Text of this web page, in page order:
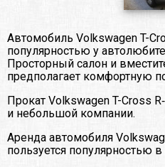
Автомобиль Volkswagen T-
популярностью у
Просторный салон и
предполагает комфортную
Прокат Volkswagen T-Cross
и небольшой компании.
Аренда автомобиля
пользуется популярностью